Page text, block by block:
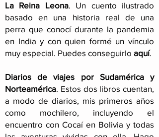
La Reina Leona. Un cuento ilustrado
basado en una historia real de una
perra que conocí durante la pandemia
en India y con quien formé un vínculo
muy especial. Puedes conseguirlo aquí.
Diarios de viajes por Sudamérica y
Norteamérica. Estos dos libros cuentan,
a modo de diarios, mis primeros años
como mochilero, incluyendo el
encuentro con Cocaí en Bolivia y todas